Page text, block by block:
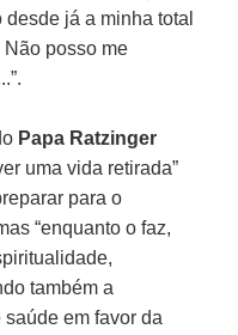
já a minha total
Não posso me
Papa Ratzinger
uma vida retirada”
para o
“enquanto o faz,
também a
em favor da